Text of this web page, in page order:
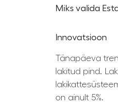
Miks valida
Innovatsioon
Tänapäeva
lakitud pind.
on ainult 5%.